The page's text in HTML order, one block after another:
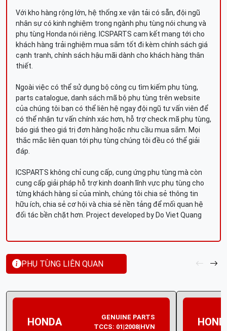
Với kho hàng rộng lớn, hệ thống xe vận tải có sẵn, đội ngũ
nhân sự có kinh nghiệm trong ngành phụ tùng nói chung và
phụ tùng Honda nói riêng. ICSPARTS cam kết mang tới cho
khách hàng trải nghiệm mua sắm tốt đi kèm chính sách giá
cạnh tranh, chính sách hậu mãi dành cho khách hàng thân
thiết.
Ngoài việc có thể sử dụng bộ công cụ tìm kiếm phụ tùng,
parts catalogue, danh sách mã bộ phụ tùng trên website
của chúng tôi bạn có thể liên hệ ngay đội ngũ tư vấn viên để
có thể nhận tư vấn chính xác hơn, hỗ trợ check mã phụ tùng,
báo giá theo giá trị đơn hàng hoặc nhu cầu mua sắm. Mọi
thắc mắc liên quan tới phụ tùng chúng tôi đều có thể giải
đáp.
ICSPARTS không chỉ cung cấp, cung ứng phụ tùng mà còn
cung cấp giải pháp hỗ trợ kinh doanh lĩnh vực phụ tùng cho
từng khách hàng sỉ của mình, chúng tôi chia sẻ thông tin
hữu ích, chia sẻ cơ hội và chia sẻ nền tảng để mối quan hệ
đối tác bền chặt hơn. Project developed by Do Viet Quang
PHỤ TÙNG LIÊN QUAN
HONDA
GENUINE PARTS
TCCS: 01|2008|HVN